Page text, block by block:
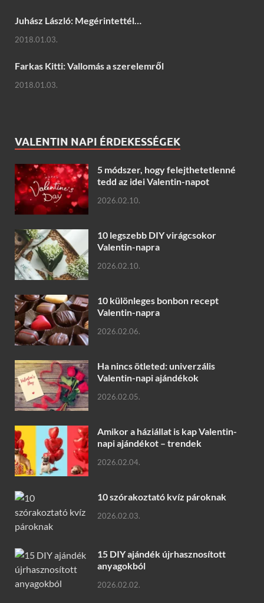
Juhász László: Megérintettél…
2018.01.03.
Farkas Kitti: Vallomás a szerelemről
2018.01.03.
VALENTIN NAPI ÉRDEKESSÉGEK
5 módszer, hogy felejthetetlenné
tedd az idei Valentin-napot
2026.02.10.
10 legszebb DIY virágcsokor
Valentin-napra
2026.02.10.
10 különleges bonbon recept
Valentin-napra
2026.02.06.
Ha nincs ötleted: univerzális
Valentin-napi ajándékok
2026.02.05.
Amikor a háziállat is kap Valentin-
napi ajándékot – trendek
2026.02.04.
10 szórakoztató kvíz pároknak
2026.02.03.
15 DIY ajándék újrhasznosított
anyagokból
2026.02.02.